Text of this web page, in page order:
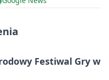
Festiwal Gry w